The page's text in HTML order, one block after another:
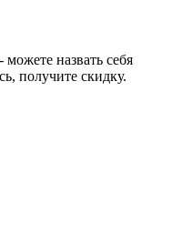
назвать себя
получите скидку.